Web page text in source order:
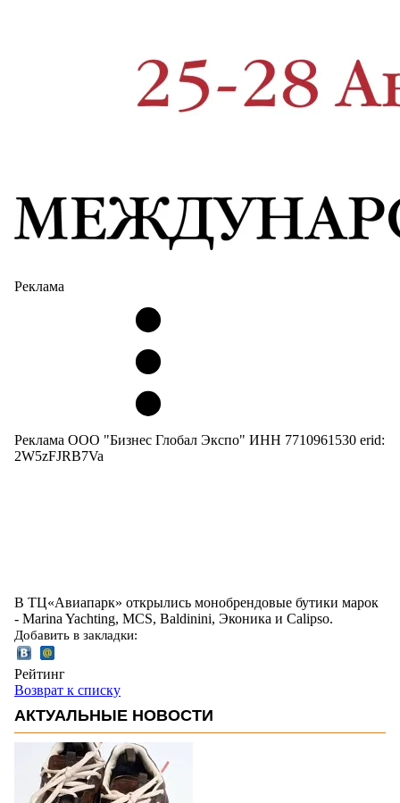
Реклама
Реклама ООО "Бизнес Глобал Экспо" ИНН 7710961530 erid:
2W5zFJRB7Va
В ТЦ«Авиапарк» открылись монобрендовые бутики марок
- Marina Yachting, MCS, Baldinini, Эконика и Calipso.
Добавить в закладки:
Рейтинг
Возврат к списку
АКТУАЛЬНЫЕ НОВОСТИ